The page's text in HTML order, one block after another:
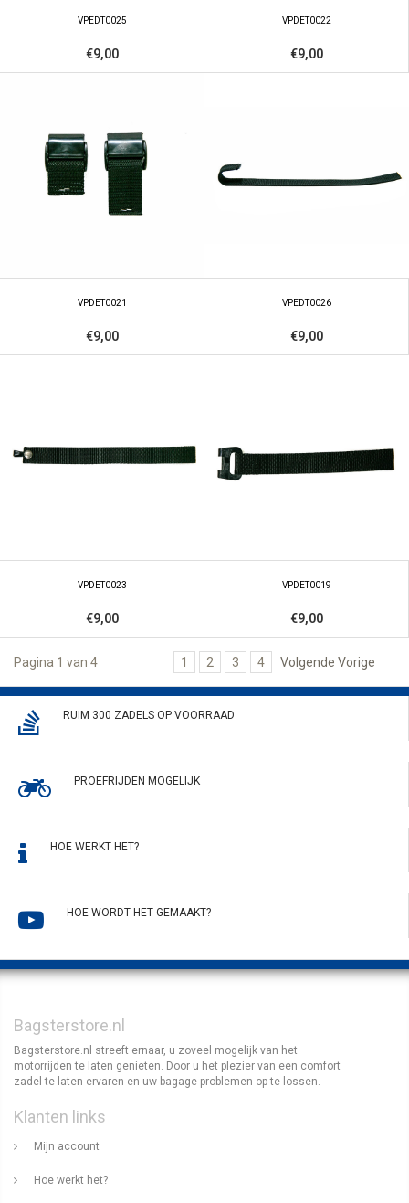
VPEDT0025
€9,00
VPDET0022
€9,00
VPDET0021
€9,00
VPEDT0026
€9,00
VPDET0023
€9,00
VPDET0019
€9,00
Pagina 1 van 4 1 2 3 4 Volgende Vorige
RUIM 300 ZADELS OP VOORRAAD
PROEFRIJDEN MOGELIJK
HOE WERKT HET?
HOE WORDT HET GEMAAKT?
Bagsterstore.nl
Bagsterstore.nl streeft ernaar, u zoveel mogelijk van het
motorrijden te laten genieten. Door u het plezier van een comfort
zadel te laten ervaren en uw bagage problemen op te lossen.
Klanten links
Mijn account
Hoe werkt het?